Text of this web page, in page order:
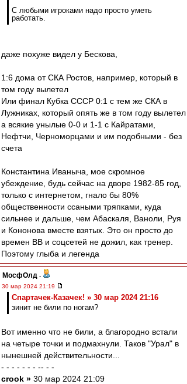
С любыми игроками надо просто уметь
работать.
даже похуже видел у Бескова,
1:6 дома от СКА Ростов, например, который в
том году вылетел
Или финал Кубка СССР 0:1 с тем же СКА в
Лужниках, который опять же в том году вылетел
а всякие унылые 0-0 и 1-1 с Кайратами,
Нефтчи, Черноморцами и им подобными - без
счета
Константина Иваныча, мое скромное
убеждение, будь сейчас на дворе 1982-85 год,
только с интернетом, гнало бы 80%
общественности ссаными тряпками, куда
сильнее и дальше, чем Абаскаля, Ваноли, Руя
и Кононова вместе взятых. Это он просто до
времен ВВ и соцсетей не дожил, как тренер.
Поэтому глыба и легенда
МосфОлд -
30 мар 2024 21:19
Спартачек-Казачек! » 30 мар 2024 21:16
зинит не били по ногам?
Вот именно что не били, а благородно встали
на четыре точки и подмахнули. Таков "Урал" в
нынешней действительности...
- - - - - - - -- - -
crook » 30 мар 2024 21:09